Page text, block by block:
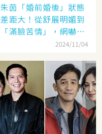
朱茵「婚前婚後」狀態
差距大！從舒展明媚到
「滿臉苦情」，網嚇：
到底經歷了什麼眼里都
2024/11/04